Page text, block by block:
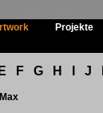
Projekte
E F G H J